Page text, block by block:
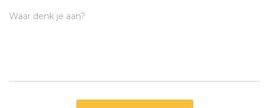
Waar denk je aan?